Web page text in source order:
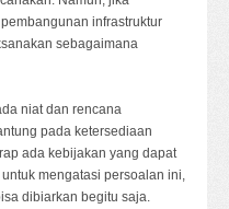
infrastruktur
sebagaimana
niat dan rencana
pada ketersediaan
ada kebijakan yang dapat
mengatasi persoalan ini,
dibiarkan begitu saja.